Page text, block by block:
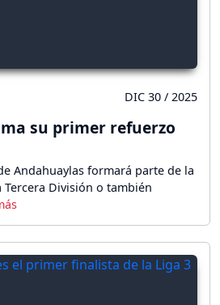
DIC 30 / 2025
su primer refuerzo
Andahuaylas formará parte de la
División o también